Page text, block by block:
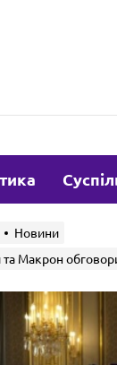
Новини
Макрон